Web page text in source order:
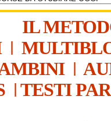
IL
|
|
| TESTI